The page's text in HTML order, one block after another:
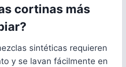
cortinas más
sintéticas requieren
y se lavan fácilmente en